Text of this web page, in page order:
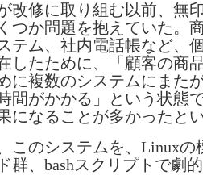
改修に取り組む以前、無
つか問題を抱えていた。
テム、社内電話帳など、
したために、「顧客の商
に複数のシステムにまた
間がかかる」という状態
になることが多かったと
このシステムを、Linuxの
群、bashスクリプトで劇